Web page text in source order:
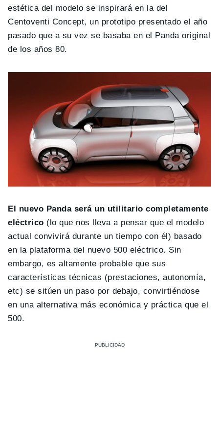
estética del modelo se inspirará en la del
Centoventi Concept, un prototipo presentado el año
pasado que a su vez se basaba en el Panda original
de los años 80.
El nuevo Panda será un utilitario completamente
eléctrico (lo que nos lleva a pensar que el modelo
actual convivirá durante un tiempo con él) basado
en la plataforma del nuevo 500 eléctrico. Sin
embargo, es altamente probable que sus
características técnicas (prestaciones, autonomía,
etc) se sitúen un paso por debajo, convirtiéndose
en una alternativa más económica y práctica que el
500.